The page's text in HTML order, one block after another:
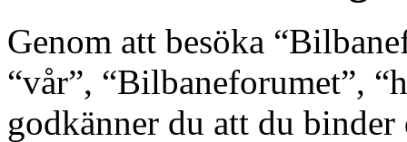
Genom att besöka
“vår”, “Bilbaneforumet”,
godkänner du att du